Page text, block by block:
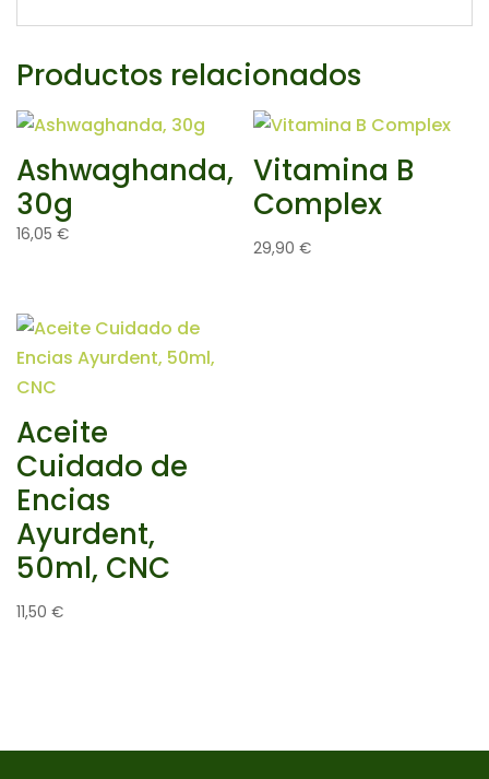
Productos relacionados
Ashwaghanda,
30g
16,05 €
Vitamina B
Complex
29,90€
Aceite
Cuidado de
Encias
Ayurdent,
50ml, CNC
11,50 €